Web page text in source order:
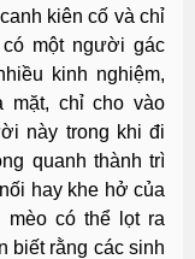
kiên cố và chỉ
một người gác
kinh nghiệm,
mặt, chỉ cho vào
này trong khi đi
quanh thành trì
hay khe hở của
mèo có thể lọt ra
biết rằng các sinh